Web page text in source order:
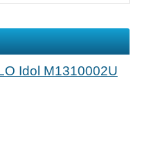
Idol M1310002U